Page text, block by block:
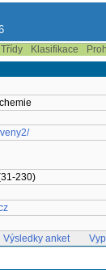
Třídy Klasifikace
230)
Výsledky anket